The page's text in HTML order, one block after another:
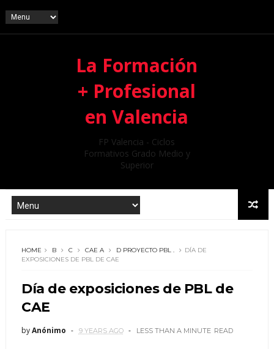
La Formación
+ Profesional
en Valencia
FP Valencia - Ciclos
Formativos Grado Medio y
Superior
HOME B C CAE A D PROYECTO PBL .
DÍA DE
EXPOSICIONES DE PBL DE CAE
Día de exposiciones de PBL de
CAE
byAnónimo 9 YEARS AGO LESS THAN A MINUTE READ